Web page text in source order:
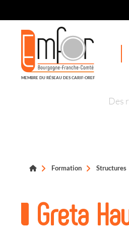
MEMBRE DU RÉSEAU DES CARIF-OREF
Des
Formation Structures
Greta